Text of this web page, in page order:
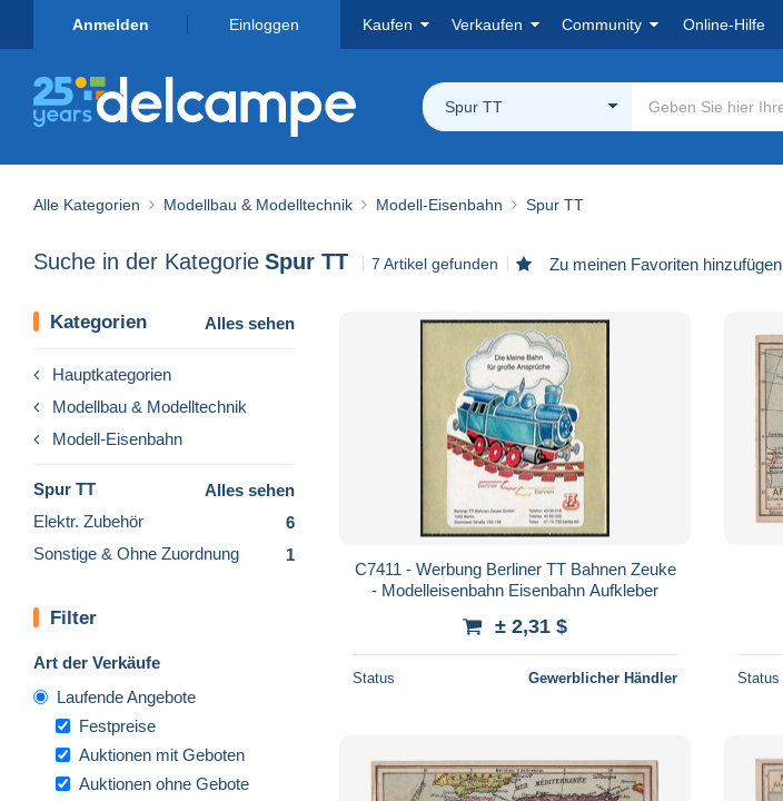
Anmelden Einloggen Kaufen Verkaufen Community Online-Hilfe
Spur TT
Alle Kategorien Modellbau & Modelltechnik Modell-Eisenbahn Spur TT
Suche in der Kategorie Spur TT 7 Artikel gefunden Zu meinen Favoriten hinzufügen
Kategorien Alles sehen
Hauptkategorien
Modellbau & Modelltechnik
Modell-Eisenbahn
Spur TT
Alles sehen
Elektr. Zubehör
6
Sonstige & Ohne Zuordnung
1
Filter
Art der Verkäufe
Laufende Angebote
Festpreise
Auktionen mit Geboten
Auktionen ohne Gebote
C7411 - Werbung Berliner TT Bahnen Zeuke
- Modelleisenbahn Eisenbahn Aufkleber
± 2,31 $
Status Gewerblicher Händler Status